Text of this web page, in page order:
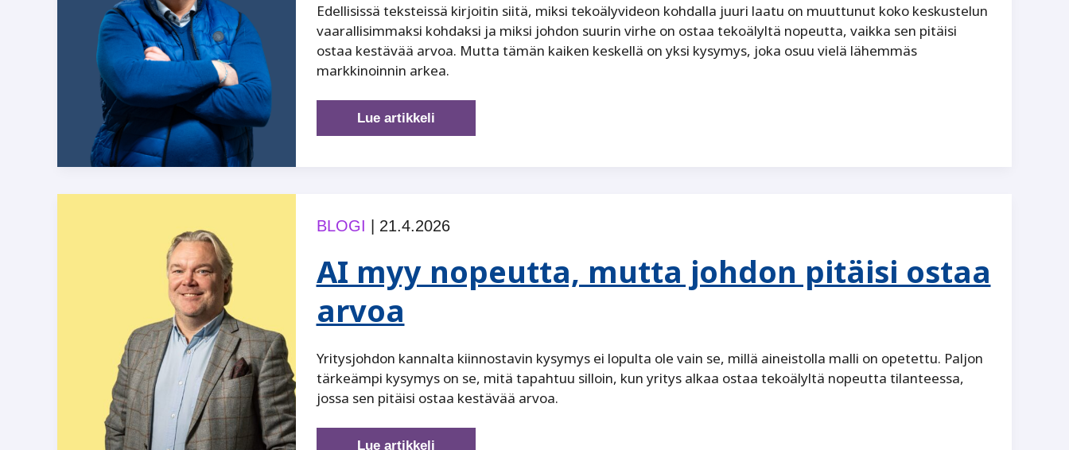
Edellisissä teksteissä kirjoitin siitä, miksi tekoälyvideon kohdalla juuri laatu on muuttunut koko keskustelun
vaarallisimmaksi kohdaksi ja miksi johdon suurin virhe on ostaa tekoälyltä nopeutta, vaikka sen pitäisi
ostaa kestävää arvoa. Mutta tämän kaiken keskellä on yksi kysymys, joka osuu vielä lähemmäs
markkinoinnin arkea.
Nopeampi
tuotanto
Lue artikkeli
BLOGI 21.4.2026
AI myy nopeutta, mutta johdon pitäisi ostaa
arvoa
Yritysjohdon kannalta kiinnostavin kysymys ei lopulta ole vain se, millä aineistolla malli on opetettu. Paljon
tärkeämpi kysymys on se, mitä tapahtuu silloin, kun yritys alkaa ostaa tekoälyltä nopeutta tilanteessa,
jossa sen pitäisi ostaa kestävää arvoa.
AI
Lue artikkeli